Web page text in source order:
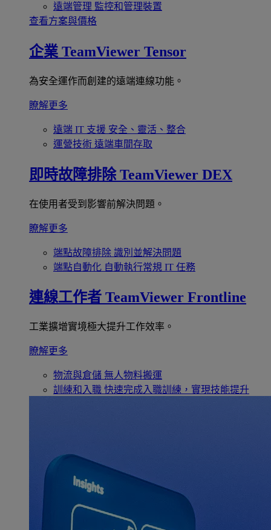
遠端管理 監控和管理裝置
查看方案與價格
企業 TeamViewer Tensor
為安全運作而創建的遠端連線功能。
瞭解更多
遠端 IT 支援 安全、靈活、整合
運營技術 遠端車間存取
即時故障排除 TeamViewer DEX
在使用者受到影響前解決問題。
瞭解更多
端點故障排除 識別並解決問題
端點自動化 自動執行常規 IT 任務
連線工作者 TeamViewer Frontline
工業擴增實境極大提升工作效率。
瞭解更多
物流與倉儲 無人物料搬運
訓練和入職 快速完成入職訓練，實現技能提升